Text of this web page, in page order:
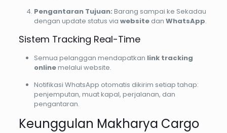
Pengantaran Tujuan: Barang sampai ke Sekadau
dengan update status via websitedan WhatsApp.
Sistem Tracking Real-Time
Semua pelanggan mendapatkan link tracking
onlinemelalui website.
Notifikasi WhatsApp otomatis dikirim setiap tahap:
penjemputan, muat kapal, perjalanan, dan
pengantaran.
Keunggulan Makharya Cargo